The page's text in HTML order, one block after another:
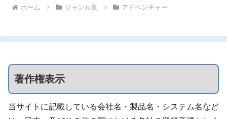
ホーム ジャンル別 アドベンチャー
著作権表示
当サイトに記載している会社名・製品名・システム名など